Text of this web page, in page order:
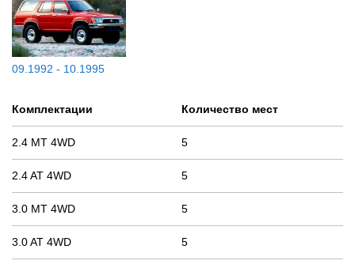
09.1992 - 10.1995
Комплектации Количество мест
2.4 MT 4WD 5
2.4 AT 4WD 5
3.0 MT 4WD 5
3.0 AT 4WD 5